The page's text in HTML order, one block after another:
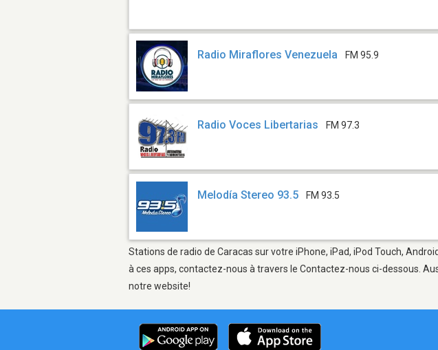
Radio Miraflores Venezuela FM 95.9
Radio Voces Libertarias FM 97.3
Melodía Stereo 93.5 FM 93.5
Stations de radio de Caracas sur votre iPhone, iPad, iPod Touch,
à ces apps, contactez-nous à travers le Contactez-nous ci-dessous.
notre website!